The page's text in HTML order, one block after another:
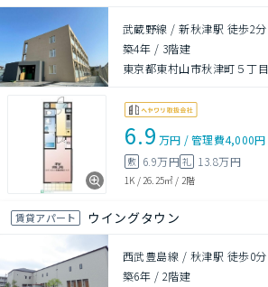
武蔵野線 / 新秋津駅 徒歩2分
築4年 / 3階建
東京都東村山市秋津町５丁目
6.9 万円 /管理費4,000円
敷 6.9万円礼 13.8万円
1K /26.25㎡ / 2階
賃貸アパート ウイングタウン
西武豊島線 / 秋津駅 徒歩0分
築6年 / 2階建